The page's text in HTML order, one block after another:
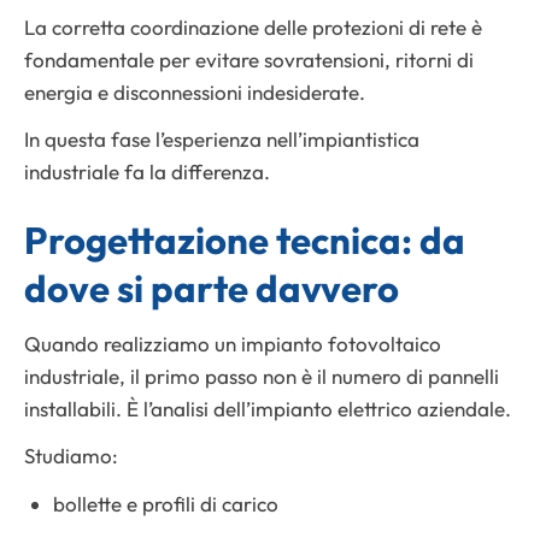
La corretta coordinazione delle protezioni di rete è
fondamentale per evitare sovratensioni, ritorni di
energia e disconnessioni indesiderate.
In questa fase l’esperienza nell’impiantistica
industriale fa la differenza.
Progettazione tecnica: da
dove si parte davvero
Quando realizziamo un impianto fotovoltaico
industriale, il primo passo non è il numero di pannelli
installabili. È l’analisi dell’impianto elettrico aziendale.
Studiamo:
bollette e profili di carico